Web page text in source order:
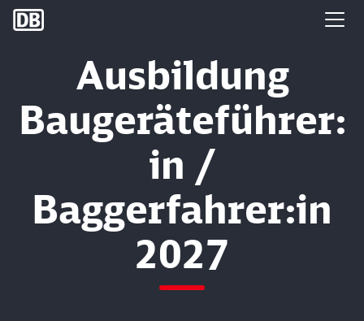
DB Group
Ausbildung
Baugeräteführer:
in /
Baggerfahrer:in
2027